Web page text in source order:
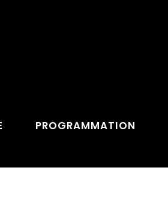
PROGRAMMATION